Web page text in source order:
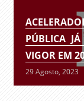
PÚBLICA
VIGOR EM
29 Agosto, 2023